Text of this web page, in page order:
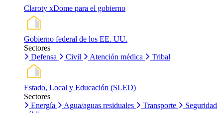
Claroty xDome para el gobierno
Gobierno federal de los EE. UU.
Sectores
Defensa
Civil Atención médica Tribal
Estado, Local y Educación (SLED)
Sectores
Energía
Agua/aguas residuales Transporte
Seguridad